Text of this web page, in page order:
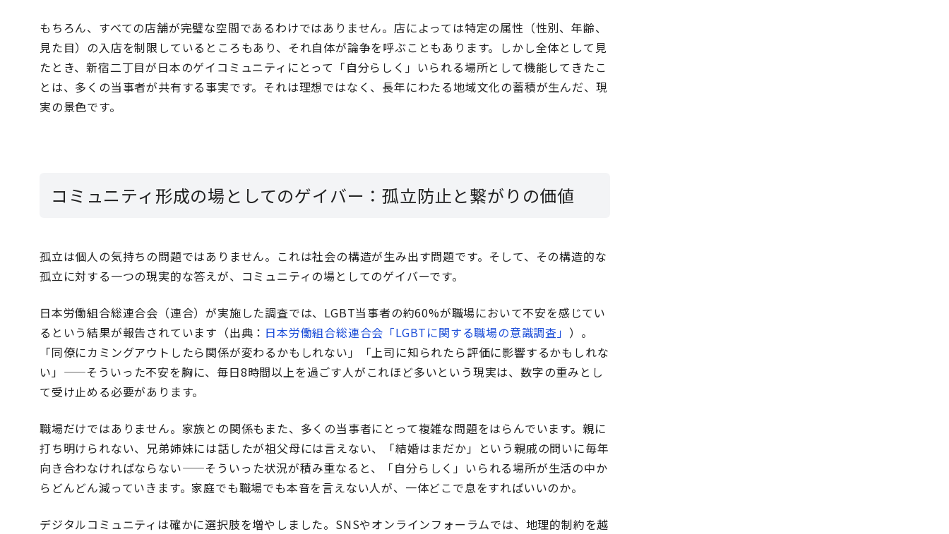
もちろん、すべての店舗が完璧な空間であるわけではありません。店によっては特定の属性（性別、年齢、
見た目）の入店を制限しているところもあり、それ自体が論争を呼ぶこともあります。しかし全体として見
たとき、新宿二丁目が日本のゲイコミュニティにとって「自分らしく」いられる場所として機能してきたこ
とは、多くの当事者が共有する事実です。それは理想ではなく、長年にわたる地域文化の蓄積が生んだ、現
実の景色です。
コミュニティ形成の場としてのゲイバー：孤立防止と繋がりの価値
孤立は個人の気持ちの問題ではありません。これは社会の構造が生み出す問題です。そして、その構造的な
孤立に対する一つの現実的な答えが、コミュニティの場としてのゲイバーです。
日本労働組合総連合会（連合）が実施した調査では、LGBT当事者の約60%が職場において不安を感じてい
るという結果が報告されています（出典： 日本労働組合総連合会「LGBTに関する職場の意識調査」 ）。
「同僚にカミングアウトしたら関係が変わるかもしれない」「上司に知られたら評価に影響するかもしれな
い」——そういった不安を胸に、毎日8時間以上を過ごす人がこれほど多いという現実は、数字の重みとし
て受け止める必要があります。
職場だけではありません。家族との関係もまた、多くの当事者にとって複雑な問題をはらんでいます。親に
打ち明けられない、兄弟姉妹には話したが祖父母には言えない、「結婚はまだか」という親戚の問いに毎年
向き合わなければならない——そういった状況が積み重なると、「自分らしく」いられる場所が生活の中か
らどんどん減っていきます。家庭でも職場でも本音を言えない人が、一体どこで息をすればいいのか。
デジタルコミュニティは確かに選択肢を増やしました。SNSやオンラインフォーラムでは、地理的制約を越